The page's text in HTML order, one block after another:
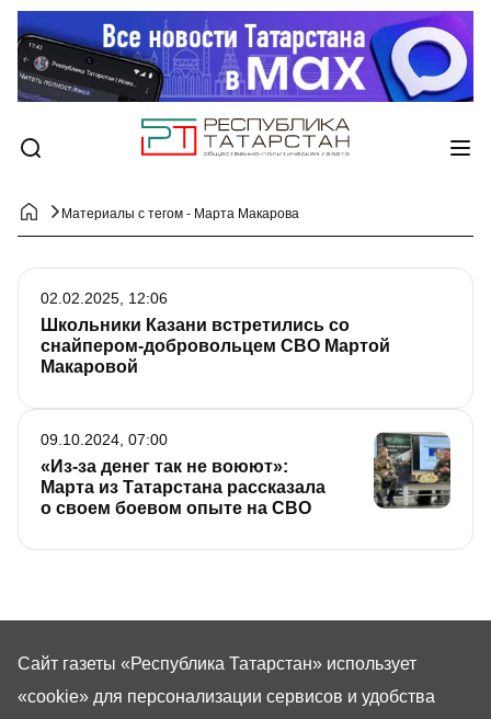
Материалы с тегом - Марта Макарова
Школьники Казани встретились со
снайпером-добровольцем СВО Мартой
Макаровой
02.02.2025, 12:06
«Из-за денег так не воюют»:
Марта из Татарстана рассказала
о своем боевом опыте на СВО
09.10.2024, 07:00
Сайт газеты «Республика Татарстан» использует
«cookie» для персонализации сервисов и удобства